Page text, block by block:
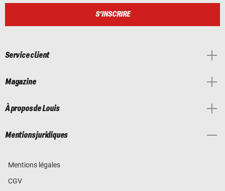
S'INSCRIRE
Service client
Magazine
À propos de Louis
Mentions juridiques
Mentions légales
CGV